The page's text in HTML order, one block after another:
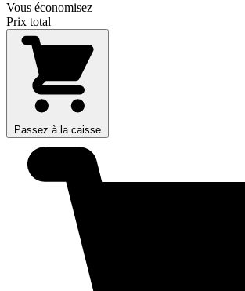
Vous économisez
Prix total
Passez à la caisse